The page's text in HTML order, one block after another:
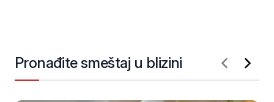
Pronađite smeštaj u blizini